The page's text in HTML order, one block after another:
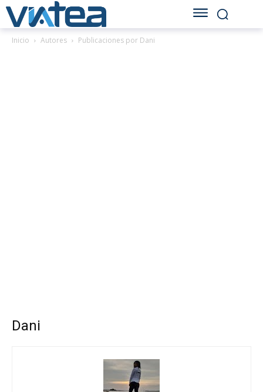
Inicio Autores Publicaciones por Dani
Dani